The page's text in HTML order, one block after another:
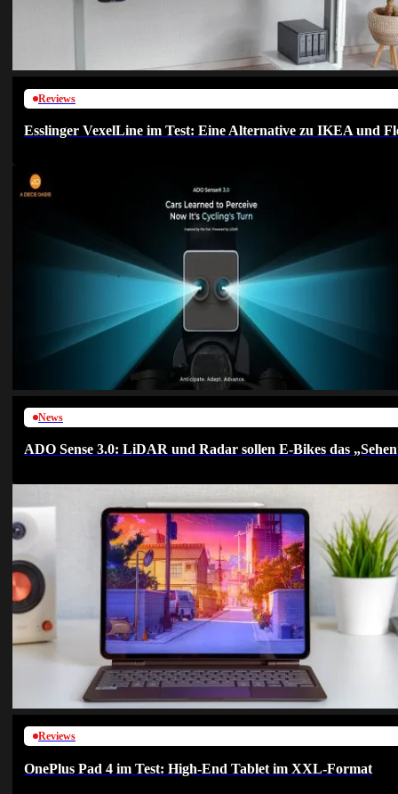
Reviews
Esslinger VexelLine im Test: Eine Alternative zu IKEA und
News
ADO Sense 3.0: LiDAR und Radar sollen E-Bikes das
Reviews
OnePlus Pad 4 im Test: High-End Tablet im XXL-Format